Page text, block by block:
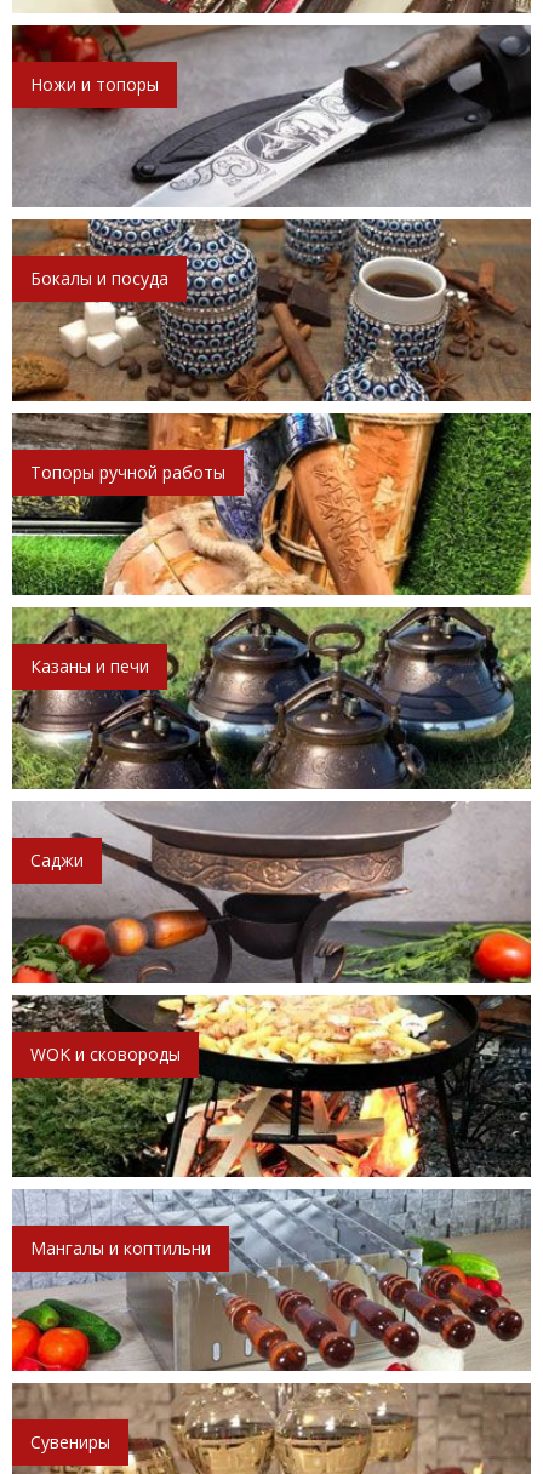
Ножи и топоры
Бокалы и посуда
Топоры ручной работы
Казаны и печи
Саджи
WOK и сковороды
Мангалы и коптильни
Сувениры